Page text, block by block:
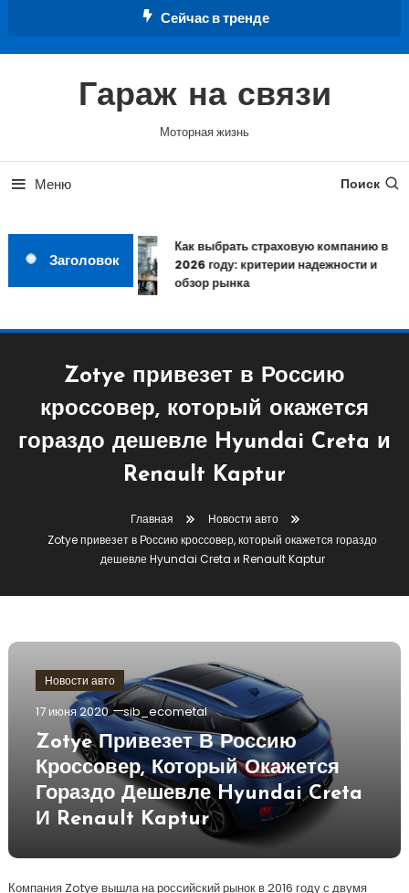
Сейчас в тренде
Гараж на связи
Моторная жизнь
Меню Поиск
Заголовок
Как выбрать страховую компанию в
2026 году: критерии надежности и
обзор рынка
Zotye привезет в Россию
кроссовер, который окажется
гораздо дешевле Hyundai Creta и
Renault Kaptur
Главная
Новости авто
Zotye привезет в Россию кроссовер, который окажется гораздо
дешевле Hyundai Creta и Renault Kaptur
Новости авто
17 июня 2020 sib_ecometal
Zotye Привезет В Россию
Кроссовер, Который Окажется
Гораздо Дешевле Hyundai Creta
И Renault Kaptur
Компания Zotye вышла на российский рынок в 2016 году с двумя